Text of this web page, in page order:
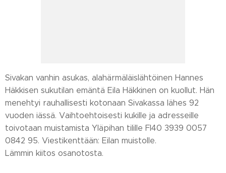
Sivakan vanhin asukas, alahärmäläislähtöinen Hannes
Häkkisen sukutilan emäntä Eila Häkkinen on kuollut. Hän
menehtyi rauhallisesti kotonaan Sivakassa lähes 92
vuoden iässä. Vaihtoehtoisesti kukille ja adresseille
toivotaan muistamista Yläpihan tilille FI40 3939 0057
0842 95. Viestikenttään: Eilan muistolle.
Lämmin kiitos osanotosta.